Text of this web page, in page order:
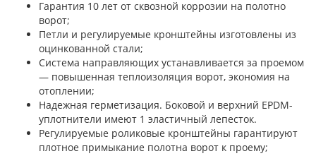
Гарантия 10 лет от сквозной коррозии на полотно
ворот;
Петли и регулируемые кронштейны изготовлены из
оцинкованной стали;
Система направляющих устанавливается за проемом
— повышенная теплоизоляция ворот, экономия на
отоплении;
Надежная герметизация. Боковой и верхний EPDM-
уплотнители имеют 1 эластичный лепесток.
Регулируемые роликовые кронштейны гарантируют
плотное примыкание полотна ворот к проему;